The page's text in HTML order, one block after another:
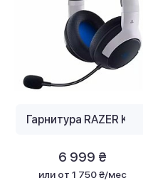
6 999 ₴
или от 1 750 ₴/мес